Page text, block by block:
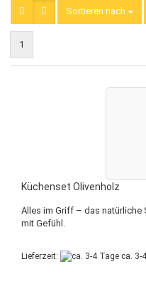
Sortieren nach
Sortieren nach
1
Küchenset Olivenholz
Alles im Griff – das natürliche
mit Gefühl.
Lieferzeit: ca. 3-